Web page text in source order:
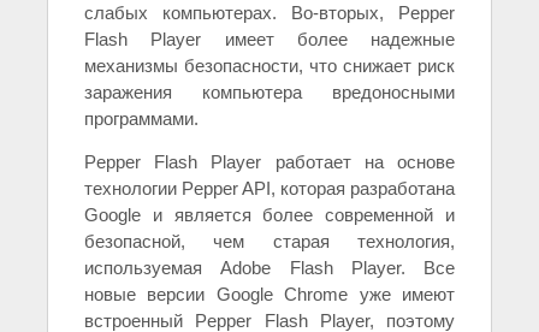
слабых компьютерах. Во-вторых, Pepper
Flash Player имеет более надежные
механизмы безопасности, что снижает риск
заражения компьютера вредоносными
программами.
Pepper Flash Player работает на основе
технологии Pepper API, которая разработана
Google и является более современной и
безопасной, чем старая технология,
используемая Adobe Flash Player. Все
новые версии Google Chrome уже имеют
встроенный Pepper Flash Player, поэтому